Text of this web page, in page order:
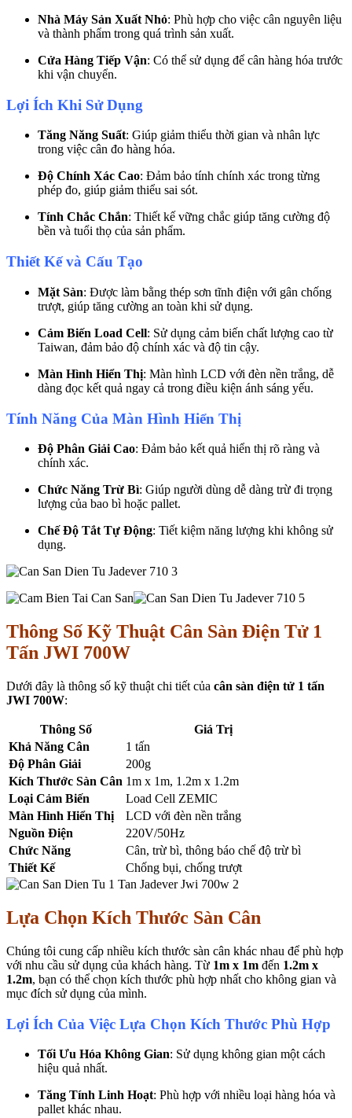
Nhà Máy Sản Xuất Nhỏ: Phù hợp cho việc cân nguyên liệu
và thành phẩm trong quá trình sản xuất.
Cửa Hàng Tiếp Vận: Có thể sử dụng để cân hàng hóa trước
khi vận chuyển.
Lợi Ích Khi Sử Dụng
Tăng Năng Suất: Giúp giảm thiểu thời gian và nhân lực
trong việc cân đo hàng hóa.
Độ Chính Xác Cao: Đảm bảo tính chính xác trong từng
phép đo, giúp giảm thiểu sai sót.
Tính Chắc Chắn: Thiết kế vững chắc giúp tăng cường độ
bền và tuổi thọ của sản phẩm.
Thiết Kế và Cấu Tạo
Mặt Sàn: Được làm bằng thép sơn tĩnh điện với gân chống
trượt, giúp tăng cường an toàn khi sử dụng.
Cảm Biến Load Cell: Sử dụng cảm biến chất lượng cao từ
Taiwan, đảm bảo độ chính xác và độ tin cậy.
Màn Hình Hiển Thị: Màn hình LCD với đèn nền trắng, dễ
dàng đọc kết quả ngay cả trong điều kiện ánh sáng yếu.
Tính Năng Của Màn Hình Hiển Thị
Độ Phân Giải Cao: Đảm bảo kết quả hiển thị rõ ràng và
chính xác.
Chức Năng Trừ Bì: Giúp người dùng dễ dàng trừ đi trọng
lượng của bao bì hoặc pallet.
Chế Độ Tắt Tự Động: Tiết kiệm năng lượng khi không sử
dụng.
Thông Số Kỹ Thuật Cân Sàn Điện Tử 1
Tấn JWI 700W
Dưới đây là thông số kỹ thuật chi tiết của cân sàn điện tử 1 tấn
JWI 700W:
Thông Số
Giá Trị
Khả Năng Cân
1 tấn
Độ Phân Giải
200g
Kích Thước Sàn Cân 1m x 1m, 1.2m x 1.2m
Loại Cảm Biến
Load Cell ZEMIC
Màn Hình Hiển Thị
LCD với đèn nền trắng
Nguồn Điện
220V/50Hz
Chức Năng
Cân, trừ bì, thông báo chế độ trừ bì
Thiết Kế
Chống bụi, chống trượt
Lựa Chọn Kích Thước Sàn Cân
Chúng tôi cung cấp nhiều kích thước sàn cân khác nhau để phù hợp
với nhu cầu sử dụng của khách hàng. Từ 1m x 1m đến 1.2m x
1.2m, bạn có thể chọn kích thước phù hợp nhất cho không gian và
mục đích sử dụng của mình.
Lợi Ích Của Việc Lựa Chọn Kích Thước Phù Hợp
Tối Ưu Hóa Không Gian: Sử dụng không gian một cách
hiệu quả nhất.
Tăng Tính Linh Hoạt: Phù hợp với nhiều loại hàng hóa và
pallet khác nhau.